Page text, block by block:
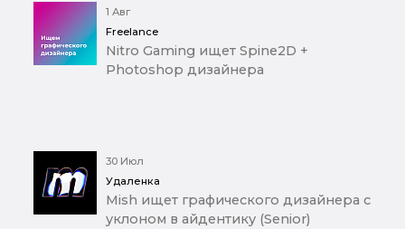
1 Авг
Freelance
Nitro Gaming ищет Spine2D +
Photoshop дизайнера
30 Июл
Удаленка
Mish ищет графического дизайнера с
уклоном в айдентику (Senior)